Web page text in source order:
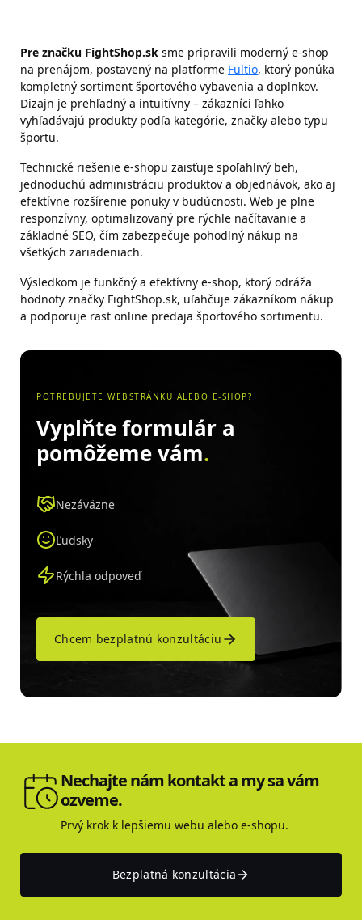
Pre značku FightShop.sk sme pripravili moderný e‑shop
na prenájom, postavený na platforme Fultio, ktorý ponúka
kompletný sortiment športového vybavenia a doplnkov.
Dizajn je prehľadný a intuitívny – zákazníci ľahko
vyhľadávajú produkty podľa kategórie, značky alebo typu
športu.
Technické riešenie e-shopu zaisťuje spoľahlivý beh,
jednoduchú administráciu produktov a objednávok, ako aj
efektívne rozšírenie ponuky v budúcnosti. Web je plne
responzívny, optimalizovaný pre rýchle načítavanie a
základné SEO, čím zabezpečuje pohodlný nákup na
všetkých zariadeniach.
Výsledkom je funkčný a efektívny e-shop, ktorý odráža
hodnoty značky FightShop.sk, uľahčuje zákazníkom nákup
a podporuje rast online predaja športového sortimentu.
POTREBUJETE WEBSTRÁNKU ALEBO E-SHOP?
Vyplňte formulár a
pomôžeme vám.
Nezáväzne
Ľudsky
Rýchla odpoveď
Chcem bezplatnú konzultáciu
Nechajte nám kontakt a my sa vám
ozveme.
Prvý krok k lepšiemu webu alebo e-shopu.
Bezplatná konzultácia